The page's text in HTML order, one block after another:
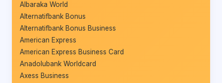
Albaraka World
Alternatifbank Bonus
Alternatifbank Bonus Business
American Express
American Express Business Card
Anadolubank Worldcard
Axess Business